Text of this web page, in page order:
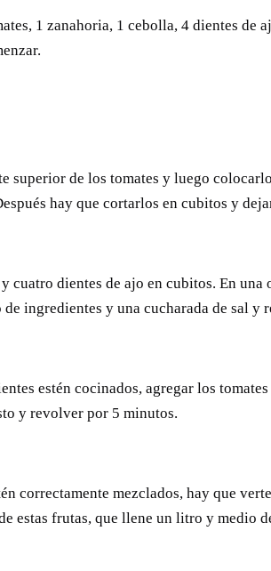
1 zanahoria, 1 cebolla, 4 dientes
superior de los tomates y luego
hay que cortarlos en cubitos y
cuatro dientes de ajo en cubitos. En
de ingredientes y una cucharada de sal y
estén cocinados, agregar los
y revolver por 5 minutos.
correctamente mezclados, hay que
estas frutas, que llene un litro y